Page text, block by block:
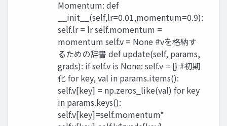
Momentum: def
__init__(self,lr=0.01,momentum=0.9):
self.lr = lr self.momentum =
momentum self.v = None #vを格納す
るための辞書 def update(self, params,
grads): if self.v is None: self.v = {} #初期
化 for key, val in params.items():
self.v[key] = np.zeros_like(val) for key
in params.keys():
self.v[key]=self.momentum*